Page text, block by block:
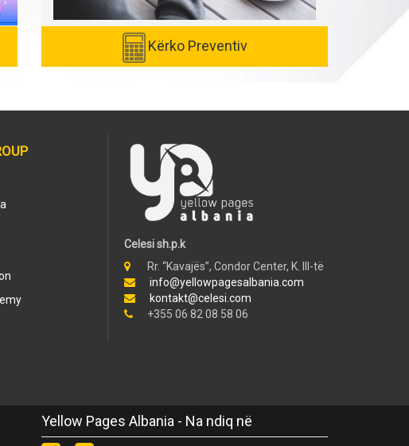
Kërko Preventiv
Celesi sh.p.k
Rr. “Kavajës”, Condor Center, K. III-të
info@yellowpagesalbania.com
kontakt@celesi.com
+355 06 82 08 58 06
Yellow Pages Albania - Na ndiq në